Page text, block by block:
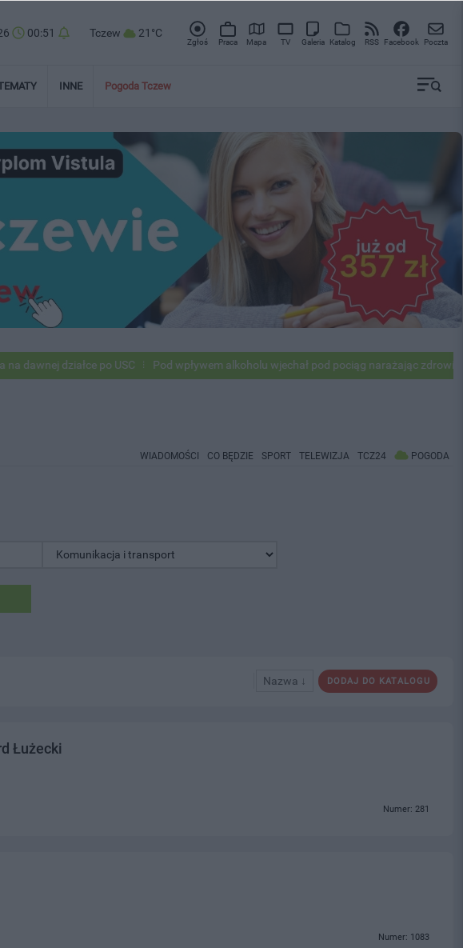
00:51 Tczew 21°C
Zgłoś Praca Mapa TV Galeria Katalog RSS Facebook Poczta
INNE Pogoda Tczew
działce po USC Pod wpływem alkoholu wjechał pod pociąg narażając zdrowie i życie
WIADOMOŚCI CO BĘDZIE SPORT TELEWIZJA TCZ24 POGODA
DODAJ DO KATALOGU
Nazwa ↓
Łużecki
Numer: 281
Numer: 1083